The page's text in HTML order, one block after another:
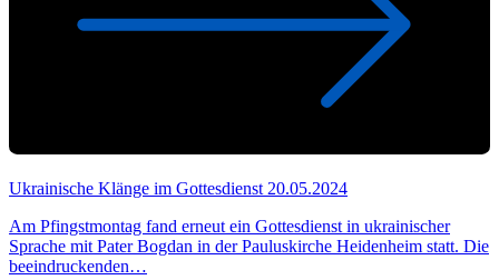
Ukrainische Klänge im Gottesdienst 20.05.2024
Am Pfingstmontag fand erneut ein Gottesdienst in ukrainischer
Sprache mit Pater Bogdan in der Pauluskirche Heidenheim statt. Die
beeindruckenden…